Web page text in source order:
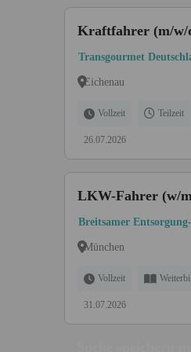
Kraftfahrer (m/w/
Transgourmet
Eichenau
Vollzeit Teilzeit
26.07.2026
LKW-Fahrer (w/
Breitsamer
München
Vollzeit
31.07.2026